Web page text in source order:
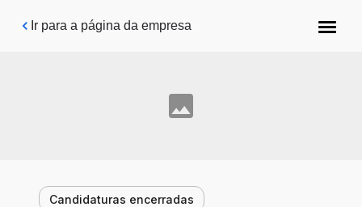
Pular para o conteúdo principal
Ir para a página da empresa
Candidaturas encerradas